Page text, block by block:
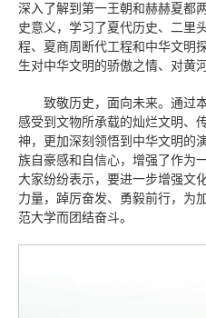
深入了解到第一王朝和赫赫夏都
史意义，学习了夏代历史、二里
程、夏商周断代工程和中华文明
生对中华文明的骄傲之情、对黄
致敬历史，面向未来。通过
感受到文物所承载的灿烂文明、
神，更加深刻领悟到中华文明的
族自豪感和自信心，增强了作为
大家纷纷表示，要进一步增强文
力量，踔厉奋发、勇毅前行，为
范大学而团结奋斗。